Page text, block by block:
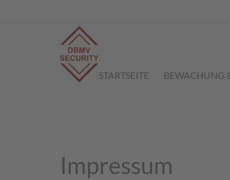
STARTSEITE BEWACHUNG
Impressum